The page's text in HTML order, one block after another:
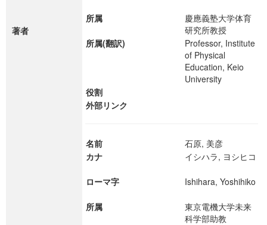
著者
所属
慶應義塾大学体育
研究所教授
所属(翻訳)
Professor, Institute
of Physical
Education, Keio
University
役割
外部リンク
名前
石原, 美彦
カナ
イシハラ, ヨシヒコ
ローマ字 Ishihara, Yoshihiko
所属
東京電機大学未来
科学部助教